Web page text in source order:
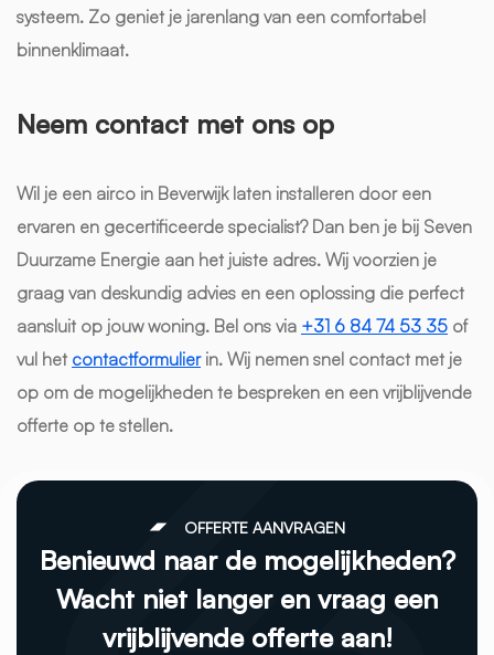
systeem. Zo geniet je jarenlang van een comfortabel
binnenklimaat.
Neem contact met ons op
Wil je een airco in Beverwijk laten installeren door een
ervaren en gecertificeerde specialist? Dan ben je bij Seven
Duurzame Energie aan het juiste adres. Wij voorzien je
graag van deskundig advies en een oplossing die perfect
aansluit op jouw woning. Bel ons via +31 6 84 74 53 35 of
vul het contactformulierin. Wij nemen snel contact met je
op om de mogelijkheden te bespreken en een vrijblijvende
offerte op te stellen.
OFFERTE AANVRAGEN
Benieuwd naar de mogelijkheden?
Wacht niet langer en vraag een
vrijblijvende offerte aan!